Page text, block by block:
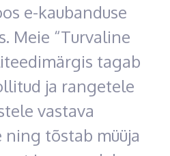
e-kaubanduse
Meie “Turvaline
tagab
ja rangetele
vastava
ning tõstab müüja